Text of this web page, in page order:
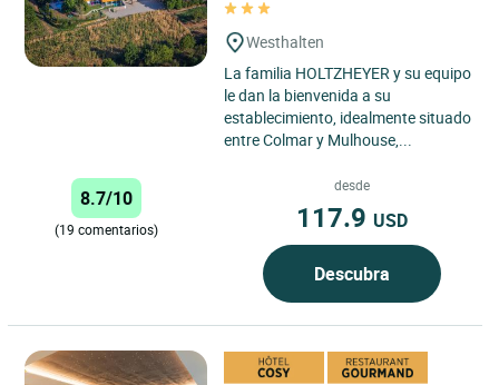
Westhalten
La familia HOLTZHEYER y su equipo
le dan la bienvenida a su
establecimiento, idealmente situado
entre Colmar y Mulhouse,...
8.7/10
(19 comentarios)
desde
117.9 USD
Descubra